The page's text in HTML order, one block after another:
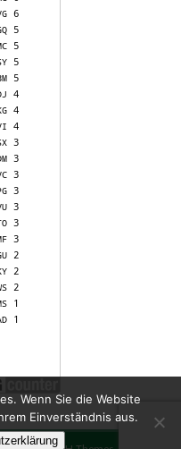
Wenn Sie die Website
Einverständnis aus.